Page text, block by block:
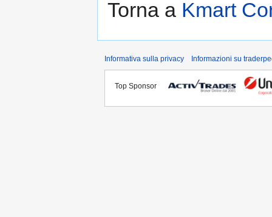
Torna a Kmart
Informativa sulla privacy Informazioni su
Top Sponsor